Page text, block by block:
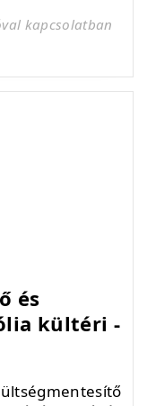
kapcsolatban
és
kültéri -